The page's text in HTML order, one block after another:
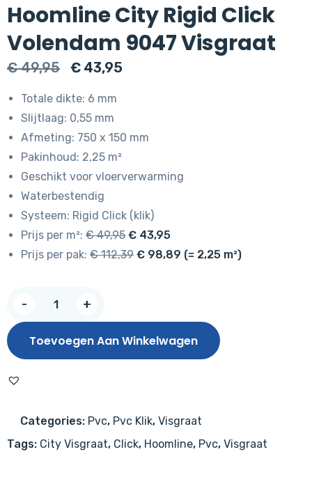
Hoomline City Rigid Click
Volendam 9047 Visgraat
€49,95
Oorspronkelijke
€ 49,95.
€ 43,95
€ 43,95.
Totale dikte: 6 mm
Slijtlaag: 0,55 mm
Afmeting: 750 x 150 mm
Pakinhoud: 2,25 m²
Geschikt voor vloerverwarming
Waterbestendig
Systeem: Rigid Click (klik)
Prijs per m²: € 49,95 € 43,95
Prijs per pak: € 112,39 € 98,89 (= 2,25 m²)
-
Rigid
Click
Volendam
+
Toevoegen Aan Winkelwagen
Categories: Pvc, Pvc Klik, Visgraat
Tags: City Visgraat, Click, Hoomline, Pvc, Visgraat